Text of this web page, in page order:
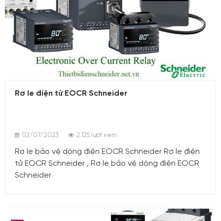
Rơ le điện tử EOCR Schneider
02/07/2023 2.125 lượt xem
Rơ le bảo vệ dòng điện EOCR Schneider Rơ le điện
tử EOCR Schneider , Rơ le bảo vệ dòng điện EOCR
Schneider